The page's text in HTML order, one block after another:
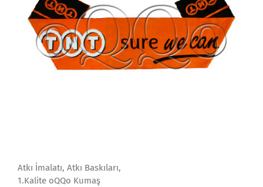
Atkı İmalatı, Atkı Baskıları,
1.Kalite oQQo Kumaş